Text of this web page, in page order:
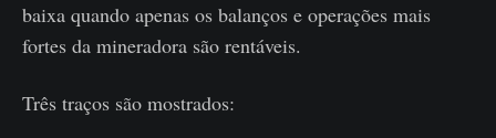
baixa quando apenas os balanços e operações mais
fortes da mineradora são rentáveis.
Três traços são mostrados: